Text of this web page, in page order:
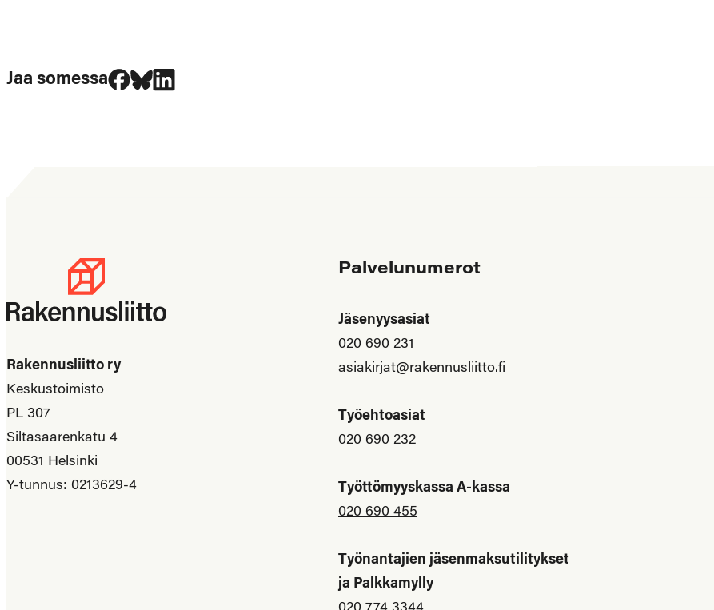
Jaa somessa
Jaa Facebookissa
Jaa Blueskyssa
Jaa LinkedIn:ssä
Rakennusliitto ry
Keskustoimisto
PL 307
Siltasaarenkatu 4
00531 Helsinki
Y-tunnus: 0213629-4
Palvelunumerot
Jäsenyysasiat
020 690 231
asiakirjat@rakennusliitto.fi
Työehtoasiat
020 690 232
Työttömyyskassa A-kassa
020 690 455
Työnantajien jäsenmaksutilitykset
ja Palkkamylly